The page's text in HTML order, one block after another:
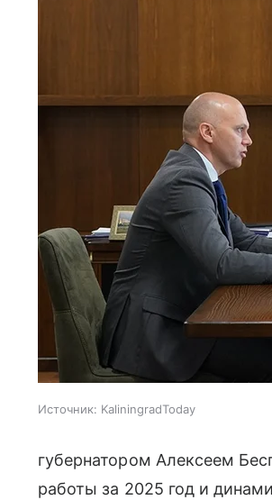
Источник: KaliningradToday
губернатором Алексеем
работы за 2025 год и